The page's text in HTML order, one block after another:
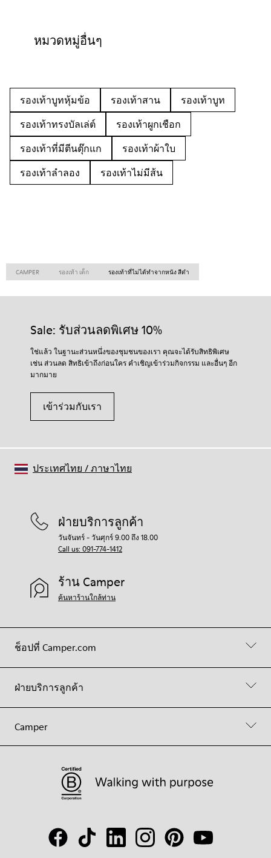
หมวดหมู่อื่นๆ
รองเท้าบูทหุ้มข้อ รองเท้าสาน
รองเท้าบูท
รองเท้าทรงบัลเล่ต์
รองเท้าผูกเชือก
รองเท้าที่มีตีนตุ๊กแก
รองเท้าผ้าใบ
รองเท้าลำลอง
รองเท้าไม่มีส้น
CAMPER รองเท้า เด็ก รองเท้าที่ไม่ได้ทำจากหนัง สีดำ
Sale: รับส่วนลดพิเศษ 10%
ใช่แล้ว ในฐานะส่วนหนึ่งของชุมชนของเรา คุณจะได้รับสิทธิพิเศษ
เช่น ส่วนลด สิทธิเข้าถึงก่อนใคร คำเชิญเข้าร่วมกิจกรรม และอื่นๆ อีก
มากมาย
เข้าร่วมกับเรา
ช็อปที่ Camper.com
ฝ่ายบริการลูกค้า
Camper
ฝ่ายบริการลูกค้า
วันจันทร์ - วันศุกร์ 9.00 ถึง 18.00
Call us: 091-774-1412
ร้าน Camper
ค้นหาร้านใกล้ท่าน
ประเทศไทย /ภาษาไทย